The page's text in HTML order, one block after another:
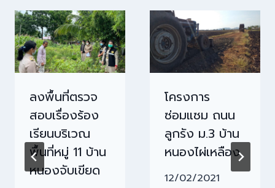
ลงพื้นที่ตรวจ
สอบเรื่องร้อง
เรียนบริเวณ
พื้นที่หมู่ 11 บ้าน
หนองจับเขียด
โครงการ
ซ่อมแซม ถนน
ลูกรัง ม.3 บ้าน
หนองไผ่เหลือง
12/02/2021